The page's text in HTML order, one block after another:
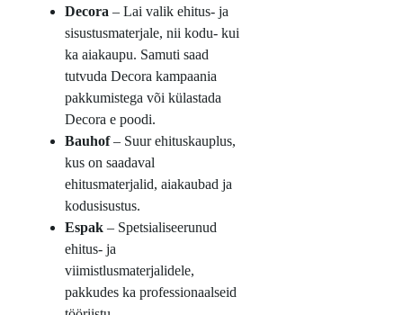
Decora – Lai valik ehitus- ja
sisustusmaterjale, nii kodu- kui
ka aiakaupu. Samuti saad
tutvuda Decora kampaania
pakkumistega või külastada
Decora e poodi.
Bauhof– Suur ehituskauplus,
kus on saadaval
ehitusmaterjalid, aiakaubad ja
kodusisustus.
Espak – Spetsialiseerunud
ehitus- ja
viimistlusmaterjalidele,
pakkudes ka professionaalseid